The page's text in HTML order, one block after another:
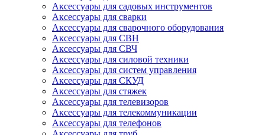
Аксессуары для садовых инструментов
Аксессуары для сварки
Аксессуары для сварочного оборудования
Аксессуары для СВН
Аксессуары для СВЧ
Аксессуары для силовой техники
Аксессуары для систем управления
Аксессуары для СКУД
Аксессуары для стяжек
Аксессуары для телевизоров
Аксессуары для телекоммуникации
Аксессуары для телефонов